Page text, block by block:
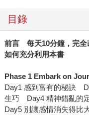
目錄
前言 每天10分鐘，完全
如何充分利用本書
Phase 1 Embark on
Day1 感到富有的秘訣
生巧 Day4 精神錯亂的
Day5 別讓感情消失得